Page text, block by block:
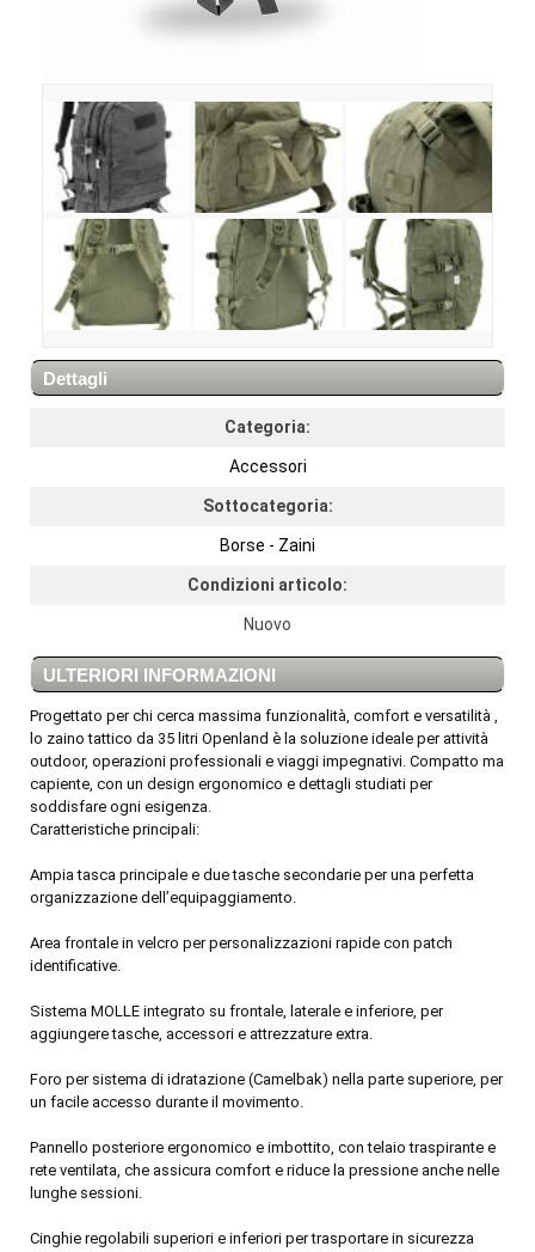
Dettagli
Categoria:
Accessori
Sottocategoria:
Borse - Zaini
Condizioni articolo:
Nuovo
ULTERIORI INFORMAZIONI
Progettato per chi cerca massima funzionalità, comfort e versatilità ,
lo zaino tattico da 35 litri Openland è la soluzione ideale per attività
outdoor, operazioni professionali e viaggi impegnativi. Compatto ma
capiente, con un design ergonomico e dettagli studiati per
soddisfare ogni esigenza.
Caratteristiche principali:
Ampia tasca principale e due tasche secondarie per una perfetta
organizzazione dell’equipaggiamento.
Area frontale in velcro per personalizzazioni rapide con patch
identificative.
Sistema MOLLE integrato su frontale, laterale e inferiore, per
aggiungere tasche, accessori e attrezzature extra.
Foro per sistema di idratazione (Camelbak) nella parte superiore, per
un facile accesso durante il movimento.
Pannello posteriore ergonomico e imbottito, con telaio traspirante e
rete ventilata, che assicura comfort e riduce la pressione anche nelle
lunghe sessioni.
Cinghie regolabili superiori e inferiori per trasportare in sicurezza